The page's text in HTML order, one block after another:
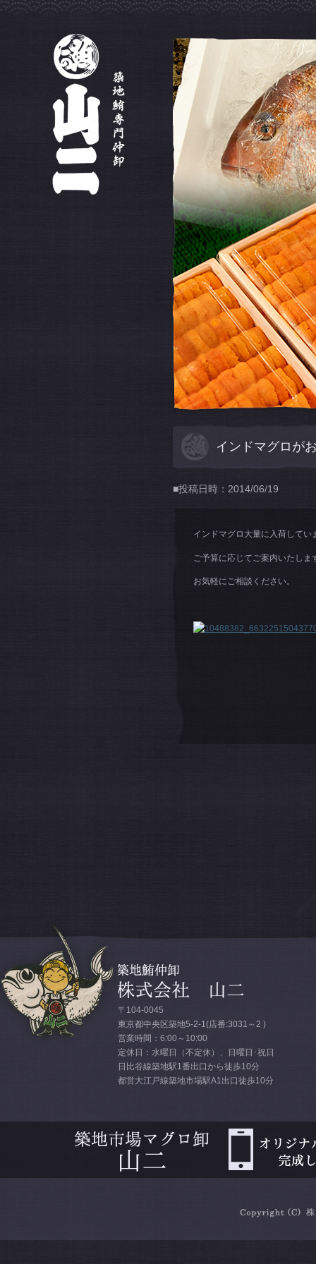
インドマグロが
■投稿日時：2014/06/19
インドマグロ大量に入荷してい
ご予算に応じてご案内いたしま
お気軽にご相談ください。
〒104-0045
東京都中央区築地5-2-1(店番:3031～2 )
営業時間：6:00～10:00
定休日：水曜日（不定休）、日曜日･祝日
日比谷線築地駅1番出口から徒歩10分
都営大江戸線築地市場駅A1出口徒歩10分